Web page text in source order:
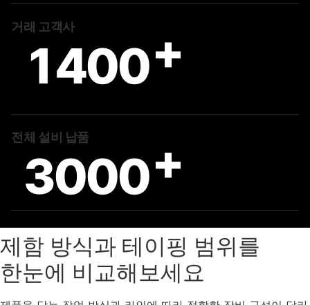
거래 고객사
1400+
전체 설비 납품
3000+
제함 방식과 테이핑 범위를
한눈에 비교해보세요